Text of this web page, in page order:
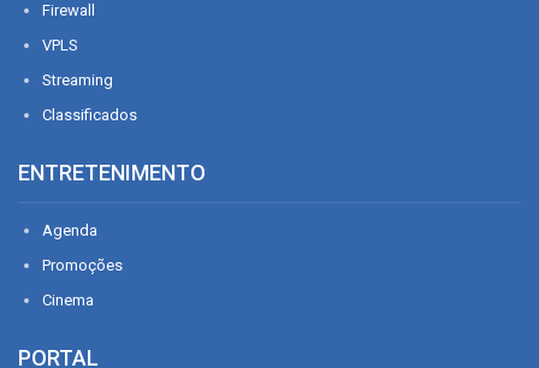
Firewall
VPLS
Streaming
Classificados
ENTRETENIMENTO
Agenda
Promoções
Cinema
PORTAL